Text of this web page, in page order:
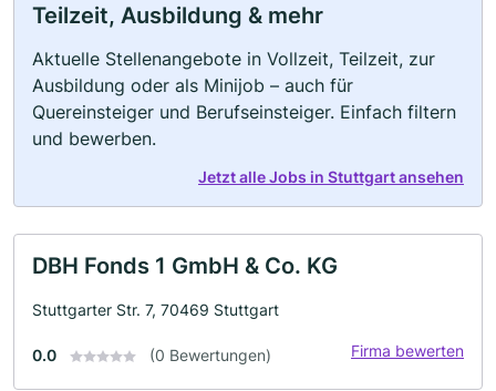
Teilzeit, Ausbildung & mehr
Aktuelle Stellenangebote in Vollzeit, Teilzeit, zur
Ausbildung oder als Minijob – auch für
Quereinsteiger und Berufseinsteiger. Einfach filtern
und bewerben.
Jetzt alle Jobs in Stuttgart ansehen
DBH Fonds 1 GmbH & Co. KG
Stuttgarter Str. 7, 70469 Stuttgart
0.0 (0 Bewertungen) Firma bewerten